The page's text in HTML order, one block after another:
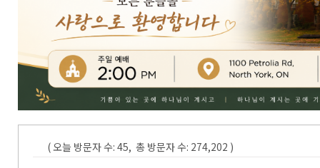
( 오늘 방문자 수: 45, 총 방문자 수: 274,202 )